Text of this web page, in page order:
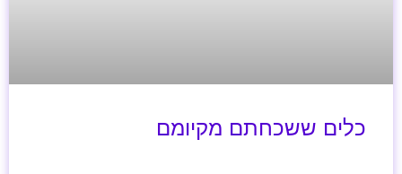
כלים ששכחתם מקיומם